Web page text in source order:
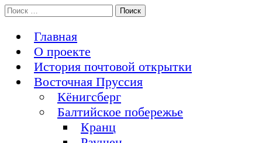
Перейти
к
История Восточной Пруссии в почтовых открытках и не
Поиск:
Главная
О проекте
История почтовой открытки
Восточная Пруссия
Кёнигсберг
Балтийское побережье
Кранц